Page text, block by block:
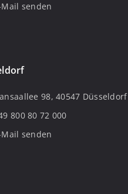
Mail senden
98, 40547 Düsseldorf
800 80 72 000
Mail senden